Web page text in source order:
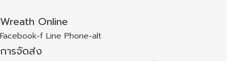
Wreath Online
Facebook-f Line Phone-alt
การจัดส่ง